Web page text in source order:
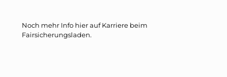
Noch mehr Info hier auf Karriere beim
Fairsicherungsladen.